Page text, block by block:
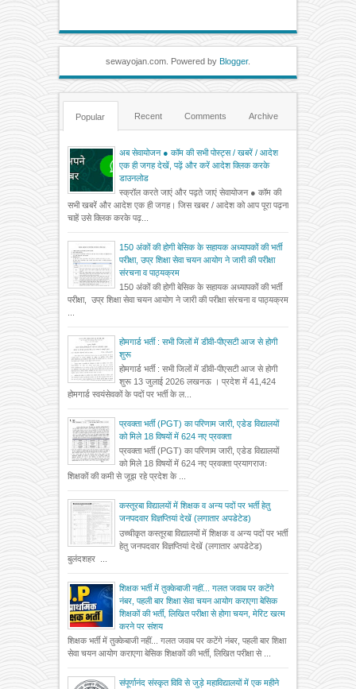
sewayojan.com. Powered by Blogger.
Popular Recent Comments Archive
अब सेवायोजन ● कॉम की सभी पोस्ट्स / खबरें / आदेश
एक ही जगह देखें, पढ़ें और करें आदेश क्लिक करके
डाउनलोड
स्क्रॉल करते जाएं और पढ़ते जाएं सेवायोजन ● कॉम की
सभी खबरें और आदेश एक ही जगह। जिस खबर / आदेश को आप पूरा पढ़ना
चाहें उसे क्लिक करके पढ़...
150 अंकों की होगी बेसिक के सहायक अध्यापकों की भर्ती
परीक्षा, उप्र शिक्षा सेवा चयन आयोग ने जारी की परीक्षा
संरचना व पाठ्यक्रम
150 अंकों की होगी बेसिक के सहायक अध्यापकों की भर्ती
परीक्षा, उप्र शिक्षा सेवा चयन आयोग ने जारी की परीक्षा संरचना व पाठ्यक्रम
होमगार्ड भर्ती : सभी जिलों में डीवी-पीएसटी आज से होगी
शुरू
होमगार्ड भर्ती : सभी जिलों में डीवी-पीएसटी आज से होगी
शुरू 13 जुलाई 2026 लखनऊ । प्रदेश में 41,424
होमगार्ड स्वयंसेवकों के पदों पर भर्ती के ल...
प्रवक्ता भर्ती (PGT) का परिणाम जारी, एडेड विद्यालयों
को मिले 18 विषयों में 624 नए प्रवक्ता
प्रवक्ता भर्ती (PGT) का परिणाम जारी, एडेड विद्यालयों
को मिले 18 विषयों में 624 नए प्रवक्ता प्रयागराजः
शिक्षकों की कमी से जूझ रहे प्रदेश के ...
कस्तूरबा विद्यालयों में शिक्षक व अन्य पदों पर भर्ती हेतु
जनपदवार विज्ञप्तियां देखें (लगातार अपडेटेड)
उच्चीकृत कस्तूरबा विद्यालयों में शिक्षक व अन्य पदों पर भर्ती
हेतु जनपदवार विज्ञप्तियां देखें (लगातार अपडेटेड)
बुलंदशहर ...
शिक्षक भर्ती में तुक्केबाजी नहीं... गलत जवाब पर कटेंगे
नंबर, पहली बार शिक्षा सेवा चयन आयोग कराएगा बेसिक
शिक्षकों की भर्ती, लिखित परीक्षा से होगा चयन, मेरिट खत्म
करने पर संशय
शिक्षक भर्ती में तुक्केबाजी नहीं... गलत जवाब पर कटेंगे नंबर, पहली बार शिक्षा
सेवा चयन आयोग कराएगा बेसिक शिक्षकों की भर्ती, लिखित परीक्षा से ...
संपूर्णानंद संस्कृत विवि से जुड़े महाविद्यालयों में एक महीने